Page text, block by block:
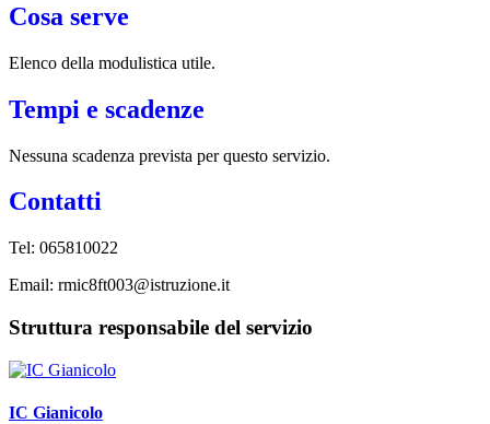
Cosa serve
Elenco della modulistica utile.
Tempi e scadenze
Nessuna scadenza prevista per questo servizio.
Contatti
Tel: 065810022
Email: rmic8ft003@istruzione.it
Struttura responsabile del servizio
IC Gianicolo